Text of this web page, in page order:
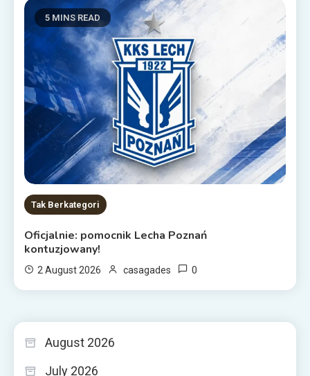
5 MINS READ
Tak Berkategori
Oficjalnie: pomocnik Lecha Poznań
kontuzjowany!
2 August 2026 casagades 0
August 2026
July 2026